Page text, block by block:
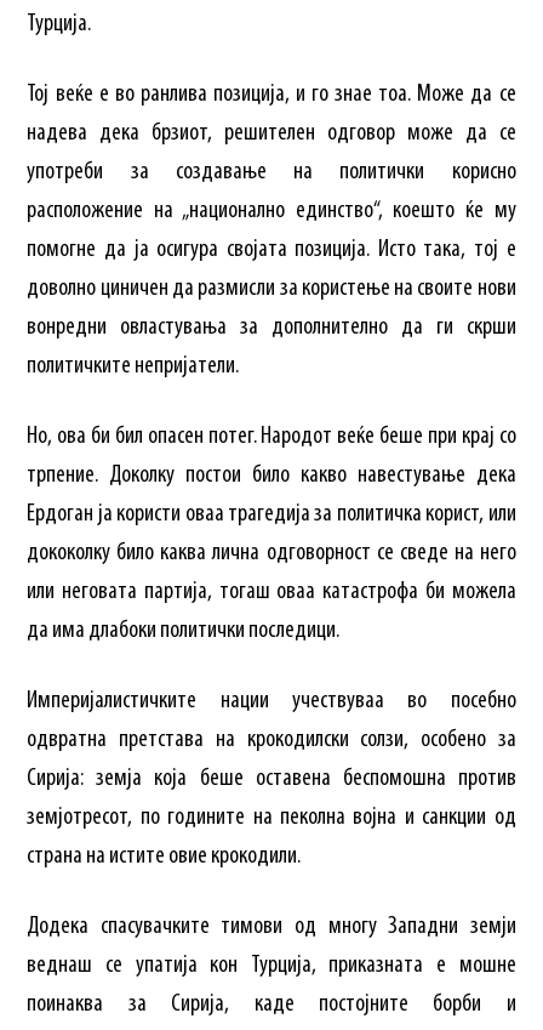
Турција.
Тој веќе е во ранлива позиција, и го знае тоа. Може да се
надева дека брзиот, решителен одговор може да се
употреби за создавање на политички корисно
расположение на „национално единство“, коешто ќе му
помогне да ја осигура својата позиција. Исто така, тој е
доволно циничен да размисли за користење на своите нови
вонредни овластувања за дополнително да ги скрши
политичките непријатели.
Но, ова би бил опасен потег. Народот веќе беше при крај со
трпение. Доколку постои било какво навестување дека
Ердоган ја користи оваа трагедија за политичка корист, или
дококолку било каква лична одговорност се сведе на него
или неговата партија, тогаш оваа катастрофа би можела
да има длабоки политички последици.
Империјалистичките нации учествуваа во посебно
одвратна претстава на крокодилски солзи, особено за
Сирија: земја која беше оставена беспомошна против
земјотресот, по годините на пеколна војна и санкции од
страна на истите овие крокодили.
Додека спасувачките тимови од многу Западни земји
веднаш се упатија кон Турција, приказната е мошне
поинаква за Сирија, каде постојните борби и